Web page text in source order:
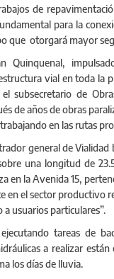
de
para la
que otorgará mayor
Quinquenal,
vial en toda la
el subsecretario de
de años de obras
en las rutas
general de Vialidad
una longitud de
en la Avenida 15,
en el sector productivo
usuarios particulares”.
tareas de
a realizar
los días de lluvia.